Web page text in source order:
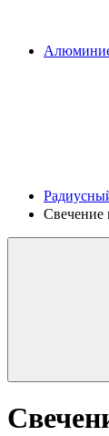
Свечение